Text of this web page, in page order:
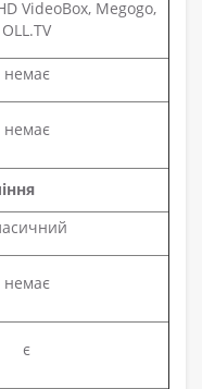
VideoBox, Megogo,
OLL.TV
немає
немає
немає
є